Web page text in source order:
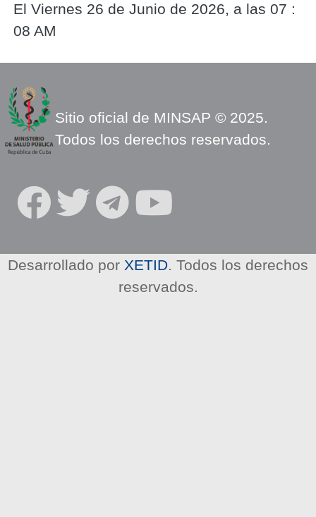
El Viernes 26 de Junio de 2026, a las 07 :
08 AM
Sitio oficial de MINSAP © 2025.
Todos los derechos reservados.
R
E
Desarrollado por XETID . Todos los derechos
reservados.